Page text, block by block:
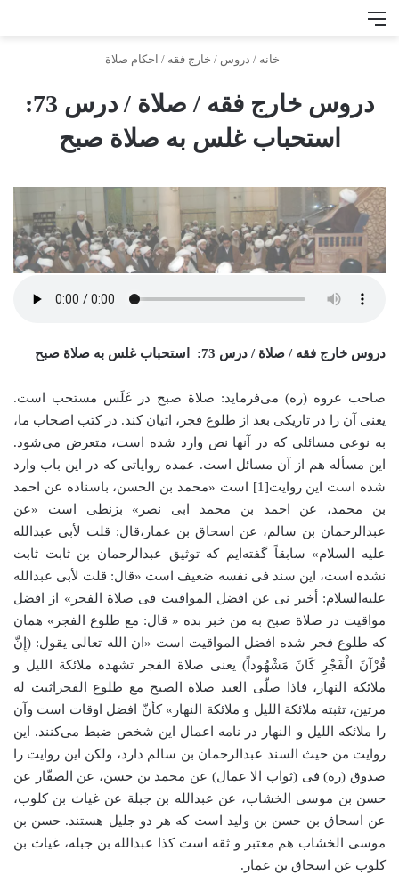
خانه / دروس / خارج فقه / احكام صلاة
دروس خارج فقه / صلاة / درس 73:
استحباب غلس به صلاة صبح
دروس خارج فقه / صلاة / درس 73: استحباب غلس به صلاة صبح
صاحب عروه (ره) می‌فرماید: صلاة‌ صبح در غَلَس مستحب است.
یعنی آن را در تاریکی بعد از طلوع فجر، اتیان کند. در کتب اصحاب ما،
به نوعی مسائلی که در آنها نص وارد شده است،‌ متعرض می‌شود.
این مسأله هم از آن مسائل است. عمده روایاتی که در این باب وارد
شده است این روایت[1] است «محمد بن الحسن، باسناده عن احمد
بن محمد، عن احمد بن محمد ابی نصر» بزنطی است «عن
عبدالرحمان بن سالم، عن اسحاق بن عمار،‌قال: قلت لأبی عبدالله
علیه السلام» سابقاً گفته‌ایم که توثیق عبدالرحمان بن ثابت ثابت
نشده است، این سند فی نفسه ضعیف است «قال: قلت لأبی عبدالله
علیه‌السلام: أخبر نی عن افضل المواقیت فی صلاة الفجر» از افضل
مواقیت در صلاة ‌صبح به من خبر بده « قال: مع طلوع الفجر» همان
که طلوع فجر شده افضل المواقیت است «ان الله تعالی یقول: (إِنَّ
قُرْآنَ الْفَجْرِ کَانَ مَشْهُوداً) یعنی صلاة الفجر تشهده ملائکة اللیل و
ملائکة النهار، فاذا صلّی العبد صلاة الصبح مع طلوع الفجراثبت له
مرتین، تثبته ملائکة اللیل و ملائکة النهار» کأنّ افضل اوقات است وآن
را ملائکه اللیل و النهار در نامه اعمال این شخص ضبط می‌کنند. این
روایت من حیث السند عبدالرحمان بن سالم دارد، ولکن این روایت را
صدوق (ره) فی (ثواب الا عمال) عن محمد بن حسن، عن الصفّار عن
حسن بن موسی الخشاب، عن عبدالله بن جبلة عن غیاث بن کلوب،
عن اسحاق بن حسن بن ولید است که هر دو جلیل هستند. حسن بن
موسی الخشاب هم معتبر و ثقه است کذا عبدالله بن جبله، غیاث بن
کلوب عن اسحاق بن عمار.